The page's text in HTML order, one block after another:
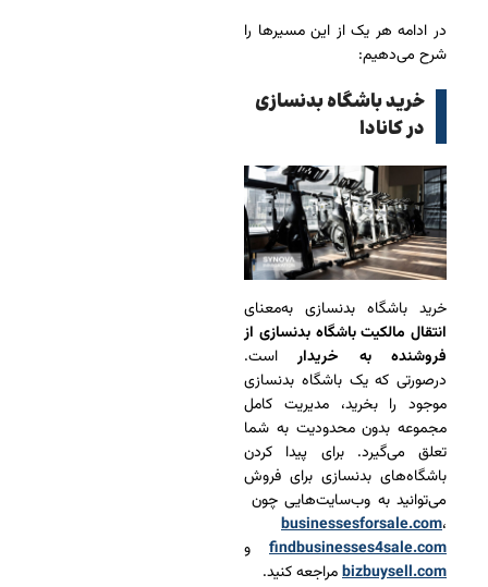
در ادامه هر یک از این مسیرها را
شرح می‌دهیم:
خرید باشگاه بدنسازی
در کانادا
خرید باشگاه بدنسازی به‌معنای
انتقال مالکیت باشگاه بدنسازی از
فروشنده به خریداراست.
درصورتی‌ که یک باشگاه بدنسازی
موجود را بخرید، مدیریت کامل
مجموعه بدون محدودیت به شما
تعلق می‌گیرد. برای پیدا کردن
باشگاه‌های بدنسازی برای فروش
می‌توانید به وب‌سایت‌هایی چون
businessesforsale.com،
findbusinesses4sale.com و
bizbuysell.comمراجعه کنید.